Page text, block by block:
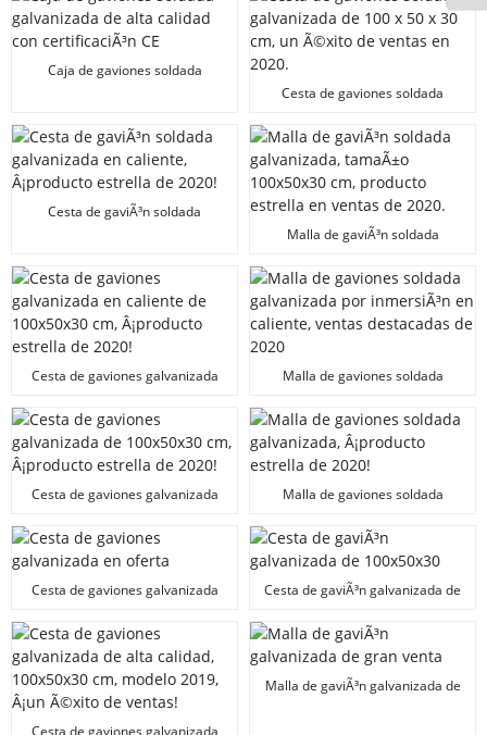
Caja de gaviones soldada
Cesta de gaviones soldada
un Ã©xito de ventas en 2020.
Cesta de gaviÃ³n soldada
Malla de gaviÃ³n soldada
100x50x30 cm, producto estrella
en ventas de 2020.
Cesta de gaviones galvanizada
Â¡producto estrella de 2020!
Malla de gaviones soldada
caliente, ventas destacadas de
2020
Cesta de gaviones galvanizada
estrella de 2020!
Malla de gaviones soldada
de 2020!
Cesta de gaviones galvanizada
Cesta de gaviÃ³n galvanizada de
Cesta de gaviones galvanizada
Malla de gaviÃ³n galvanizada de